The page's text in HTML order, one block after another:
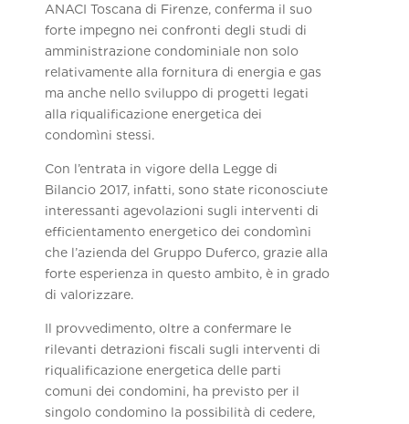
ANACI Toscana di Firenze, conferma il suo
forte impegno nei confronti degli studi di
amministrazione condominiale non solo
relativamente alla fornitura di energia e gas
ma anche nello sviluppo di progetti legati
alla riqualificazione energetica dei
condomìni stessi.
Con l’entrata in vigore della Legge di
Bilancio 2017, infatti, sono state riconosciute
interessanti agevolazioni sugli interventi di
efficientamento energetico dei condomìni
che l’azienda del Gruppo Duferco, grazie alla
forte esperienza in questo ambito, è in grado
di valorizzare.
Il provvedimento, oltre a confermare le
rilevanti detrazioni fiscali sugli interventi di
riqualificazione energetica delle parti
comuni dei condomini, ha previsto per il
singolo condomino la possibilità di cedere,